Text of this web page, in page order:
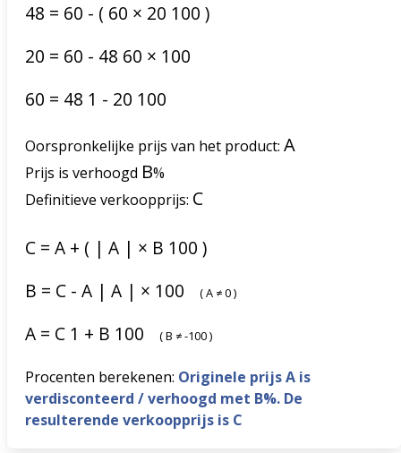
48 = 60 - ( 60 × 20 100 )
20 = 60 - 48 60 × 100
60 = 48 1 - 20 100
Oorspronkelijke prijs van het product: A
Prijs is verhoogd B%
Definitieve verkoopprijs: C
C = A + ( | A | × B 100 )
B = C - A | A | × 100 (A ≠0)
A = C 1 + B 100 (B ≠-100)
Procenten berekenen: Originele prijs A is
verdisconteerd / verhoogd met B%. De
resulterende verkoopprijs is C